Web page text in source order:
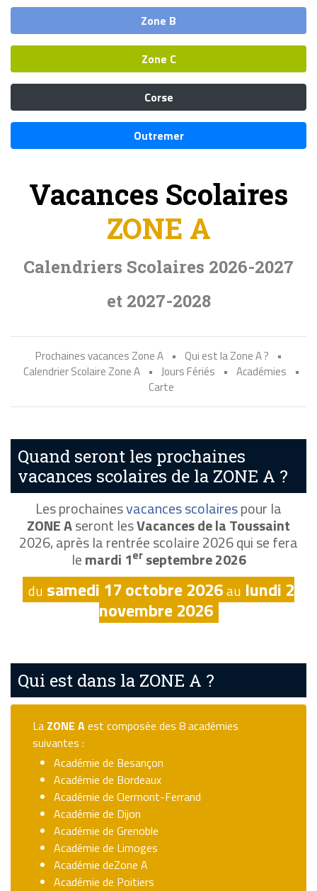
Zone B
Zone C
Corse
Outremer
Vacances Scolaires
ZONE A
Calendriers Scolaires 2026-2027
et 2027-2028
Prochaines vacances Zone A • Qui est la Zone A ?
•
Calendrier Scolaire Zone A • Jours Fériés • Académies
•
Carte
Quand seront les prochaines
vacances scolaires de la ZONE A ?
Les prochainesvacances scolairespour la
ZONE Aseront lesVacances de la Toussaint
2026, après la rentrée scolaire 2026 qui se fera
lemardi 1erseptembre 2026
du samedi 17 octobre 2026au lundi 2
novembre 2026
Qui est dans la ZONE A ?
La ZONE Aest composée des 8 académies
suivantes :
Académie de Besançon
Académie de Bordeaux
Académie de Clermont-Ferrand
Académie de Dijon
Académie de Grenoble
Académie de Limoges
Académie deZone A
Académie de Poitiers